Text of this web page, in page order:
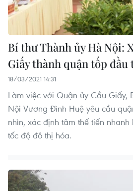
Bí thư Thành ủy Hà Nội:
Giấy thành quận tốp đầu
18/03/2021 14:31
Làm việc với Quận ủy Cầu Giấy,
Nội Vương Đình Huệ yêu cầu
nhìn, xác định tâm thế tiến
tốc độ đô thị hóa.